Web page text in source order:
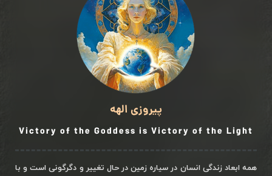
پیروزی الهه
Victory of the Goddess is Victory of the Light
همه ابعاد زندگی انسان در سیاره زمین در حال تغییر و دگرگونی است و با